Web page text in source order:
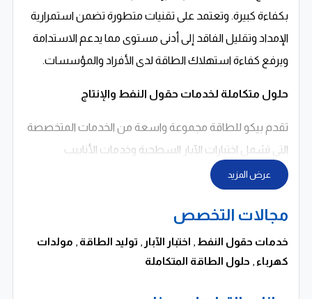
بكفاءة كبيرة. وتعتمد على تقنيات متطورة تضمن استمرارية
الإمداد وتقليل الفاقد إلى أدنى مستوى مما يدعم الاستدامة
ويرفع كفاءة استهلاك الطاقة لدى الأفراد والمؤسسات.
حلول متكاملة لخدمات حقول النفط والإنتاج
تقدم بيكو للطاقة مجموعة واسعة من الخدمات المتخصصة
التي تشمل اختبارات الآبار السطحية وخدمات الأنابيب
الملفوفة وخدمات الضخ بالإضافة إلى سوائل الحفر والأدوات
والخدمات البحرية مما يجعلها شريكًا متكاملًا للعملاء في
قطاع النفط والغاز. تعتمد الشركة على خبرتها الواسعة
لتقديم حلول مصممة خصيصًا تحقق أعلى كفاءة تشغيلية
عرض المزيد
مجالات التخصص
خدمات حقول النفط , اختبار الآبار , توليد الطاقة , مولدات
كهرباء , حلول الطاقة المتكاملة